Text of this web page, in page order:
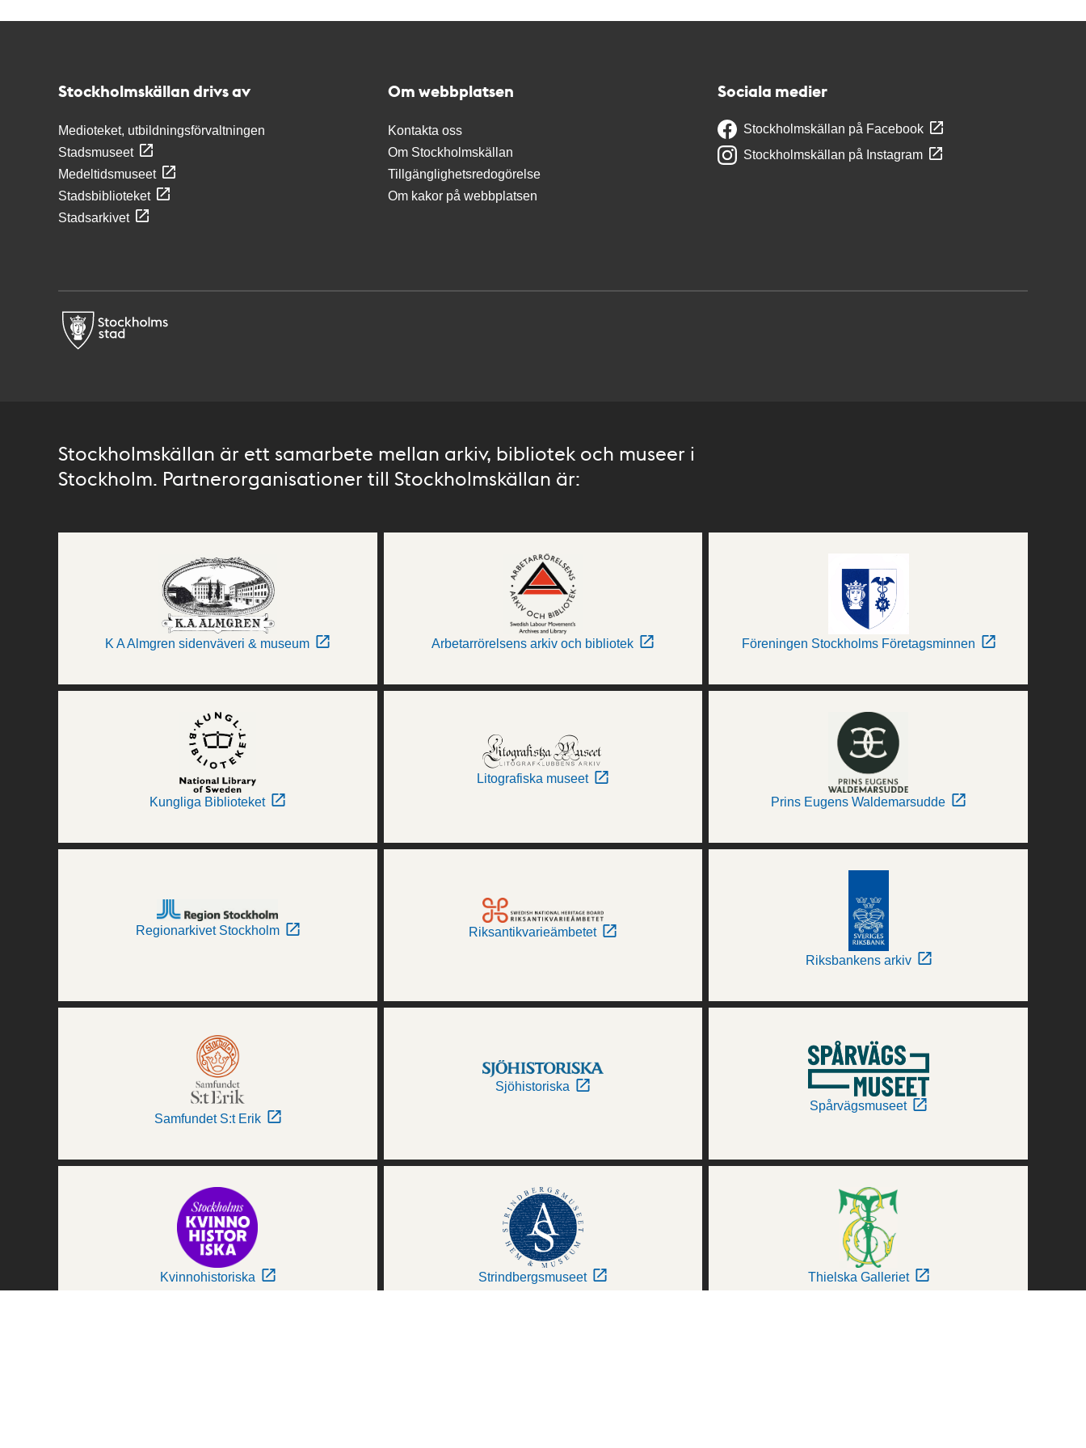
Stockholmskällan drivs av
Medioteket, utbildningsförvaltningen
Stadsmuseet
Medeltidsmuseet
Stadsbiblioteket
Stadsarkivet
Om webbplatsen
Kontakta oss
Om Stockholmskällan
Tillgänglighetsredogörelse
Om kakor på webbplatsen
Sociala medier
Stockholmskällan på Facebook
Stockholmskällan på Instagram
Stockholmskällan är ett samarbete mellan arkiv, bibliotek och museer i
Stockholm. Partnerorganisationer till Stockholmskällan är:
K A Almgren sidenväveri & museum Arbetarrörelsens arkiv och bibliotek Föreningen Stockholms Företagsminnen
Kungliga Biblioteket
Litografiska museet
Prins Eugens Waldemarsudde
Regionarkivet Stockholm Riksantikvarieämbetet
Riksbankens arkiv
Samfundet S:t Erik
Sjöhistoriska
Spårvägsmuseet
Kvinnohistoriska Strindbergsmuseet Thielska Galleriet